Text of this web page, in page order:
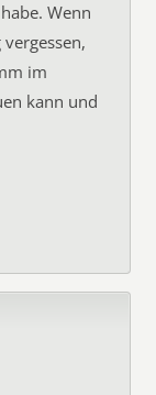
Wenn
im
kann und